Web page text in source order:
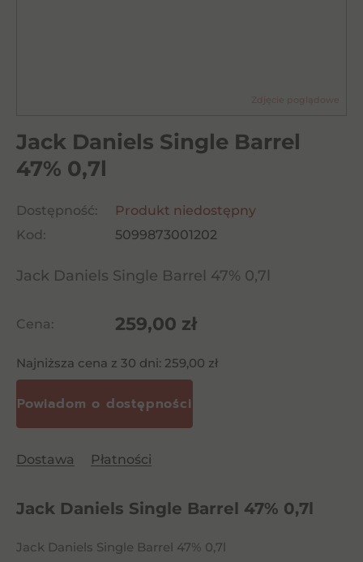
Jack Daniels Single Barrel
47% 0,7l
Dostępność:
Produkt niedostępny
Kod:
5099873001202
Jack Daniels Single Barrel 47% 0,7l
Cena: 259,00 zł
Najniższa cena z 30 dni: 259,00 zł
Dostawa Płatności
Jack Daniels Single Barrel 47% 0,7l
Jack Daniels Single Barrel 47% 0,7l